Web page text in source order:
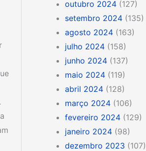
outubro 2024 (127)
setembro 2024 (135)
agosto 2024 (163)
julho 2024 (158)
junho 2024 (137)
maio 2024 (119)
abril 2024 (128)
março 2024 (106)
fevereiro 2024 (129)
janeiro 2024 (98)
dezembro 2023 (107)